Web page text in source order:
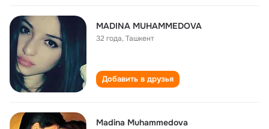
MADINA MUHAMMEDOVA
32 года,Ташкент
Добавить в друзья
Madina Muhammedova